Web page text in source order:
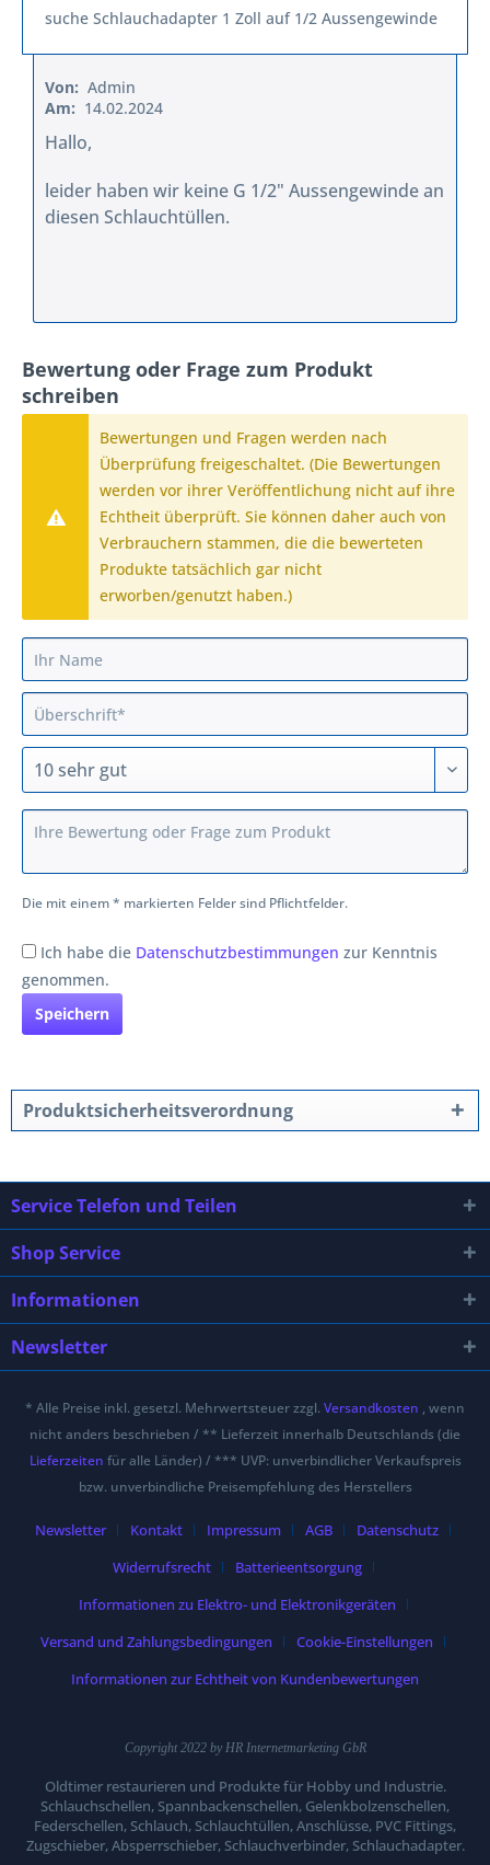
suche Schlauchadapter 1 Zoll auf 1/2 Aussengewinde
Von: Admin
Am: 14.02.2024
Hallo,
leider haben wir keine G 1/2" Aussengewinde an
diesen Schlauchtüllen.
Bewertung oder Frage zum Produkt
schreiben
Bewertungen und Fragen werden nach
Überprüfung freigeschaltet. (Die Bewertungen
werden vor ihrer Veröffentlichung nicht auf ihre
Echtheit überprüft. Sie können daher auch von
Verbrauchern stammen, die die bewerteten
Produkte tatsächlich gar nicht
erworben/genutzt haben.)
Die mit einem * markierten Felder sind Pflichtfelder.
Ich habe die Datenschutzbestimmungen zur Kenntnis
genommen.
Speichern
Produktsicherheitsverordnung
Service Telefon und Teilen
Shop Service
Informationen
Newsletter
* Alle Preise inkl. gesetzl. Mehrwertsteuer zzgl. Versandkosten , wenn
nicht anders beschrieben / ** Lieferzeit innerhalb Deutschlands (die
Lieferzeiten für alle Länder) / *** UVP: unverbindlicher Verkaufspreis
bzw. unverbindliche Preisempfehlung des Herstellers
Newsletter Kontakt Impressum AGB
Datenschutz
Widerrufsrecht
Batterieentsorgung
Informationen zu Elektro- und Elektronikgeräten
Versand und Zahlungsbedingungen
Cookie-Einstellungen
Informationen zur Echtheit von Kundenbewertungen
Copyright 2022 by HR Internetmarketing GbR
Oldtimer restaurieren und Produkte für Hobby und Industrie.
Schlauchschellen, Spannbackenschellen, Gelenkbolzenschellen,
Federschellen, Schlauch, Schlauchtüllen, Anschlüsse, PVC Fittings,
Zugschieber, Absperrschieber, Schlauchverbinder, Schlauchadapter.